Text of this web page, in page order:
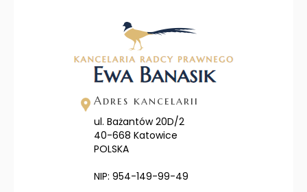
Adres kancelarii
ul. Bażantów 20D/2
40-668 Katowice
POLSKA
NIP: 954-149-99-49